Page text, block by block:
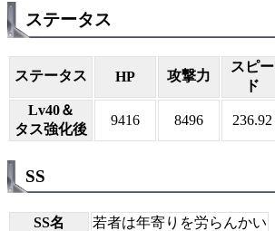
ステータス
ステータス HP 攻撃力
スピー
ド
Lv40＆
タス強化後
9416 8496 236.92
SS
SS名
若者は年寄りを労らんかい